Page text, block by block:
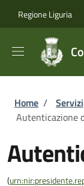
Regione Liguria
Briciole
Home / Servizi
Autenticazione
(